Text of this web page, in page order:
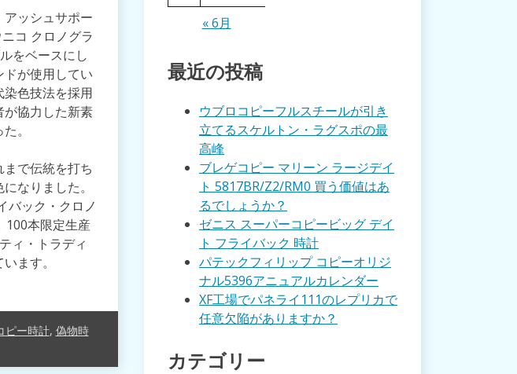
ッシュサポー
コ クロノグラ
をベースにし
が使用してい
色技法を採用
が協力した新素
。
で伝統を打ち
なりました。
バック・クロノ
100本限定生産
ィ・トラディ
ます。
ピー時計, 偽物時
« 6月
最近の投稿
ウブロコピーフルスチールが引き
立てるスケルトン・ラグスポの最
高峰
ブレゲコピー マリーン ラージデイ
ト 5817BR/Z2/RM0 買う価値はあ
るでしょうか？
ゼニス スーパーコピービッグ デイ
ト フライバック 時計
パテックフィリップ コピーオリジ
ナル5396アニュアルカレンダー
XF工場でパネライ111のレプリカで
任意欠陥がありますか？
カテゴリー